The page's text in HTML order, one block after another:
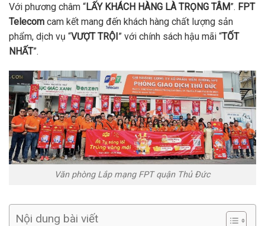
Với phương châm “LẤY KHÁCH HÀNG LÀ TRỌNG TÂM”. FPT
Telecom cam kết mang đến khách hàng chất lượng sản
phẩm, dịch vụ “VƯỢT TRỘI” với chính sách hậu mãi “TỐT
NHẤT”.
Văn phòng Lắp mạng FPT quận Thủ Đức
Nội dung bài viết